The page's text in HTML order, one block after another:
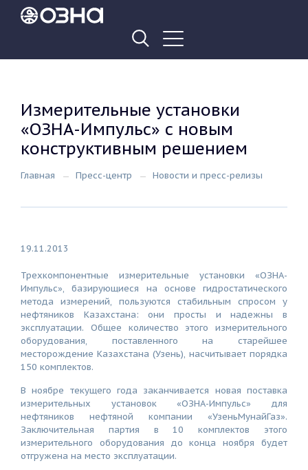
Измерительные установки
«ОЗНА-Импульс» с новым
конструктивным решением
Главная Пресс-центр Новости и пресс-релизы
19.11.2013
Трехкомпонентные измерительные установки «ОЗНА-
Импульс», базирующиеся на основе гидростатического
метода измерений, пользуются стабильным спросом у
нефтяников Казахстана: они просты и надежны в
эксплуатации. Общее количество этого измерительного
оборудования, поставленного на старейшее
месторождение Казахстана (Узень), насчитывает порядка
150 комплектов.
В ноябре текущего года заканчивается новая поставка
измерительных установок «ОЗНА-Импульс» для
нефтяников нефтяной компании «УзеньМунайГаз».
Заключительная партия в 10 комплектов этого
измерительного оборудования до конца ноября будет
отгружена на место эксплуатации.